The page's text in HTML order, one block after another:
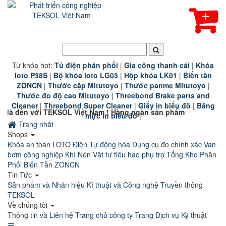
Từ khóa hot: Tủ điện phân phối | Gia công thanh cái | Khóa
loto P38S| Bộ khóa loto LG03| Hộp khóa LK01 | Biến tần
ZONCN| Thước cặp Mitutoyo | Thước panme Mitutoyo |
Thước đo độ cao Mitutoyo | Threebond Brake parts and
Cleaner| Threebond Super Cleaner| Giấy in biểu đồ | Băng
mực in biểu đồ |
Việt Nam ! Hàng ngàn sản phẩm công nghiệp chính
Trang nhất
Shops
Khóa an toàn LOTO Điện Tự động hóa Dụng cụ đo chính xác Van
bơm công nghiệp Khí Nén Vật tư tiêu hao phụ trợ Tổng Kho Phân
Phối Biến Tần ZONCN
Tin Tức
Sản phẩm và Nhãn hiệu Kĩ thuật và Công nghệ Truyền thông
TEKSOL
Về chúng tôi
Thông tin và Liên hệ Trang chủ công ty Trang Dịch vụ Kỹ thuật